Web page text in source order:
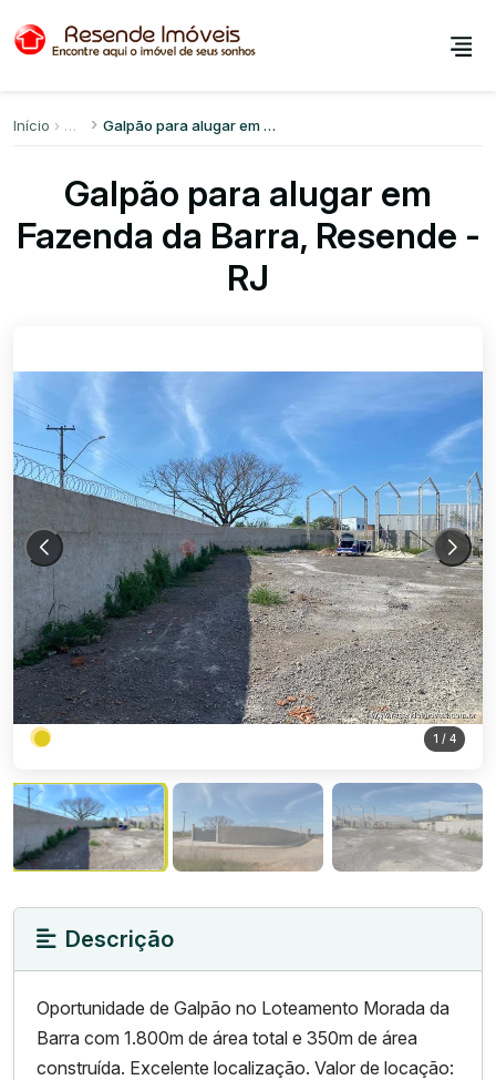
Início Galpão para alugar em Fazenda da Barra
Galpão para alugar em
Fazenda da Barra, Resende -
RJ
1 / 4
Descrição
Oportunidade de Galpão no Loteamento Morada da
Barra com 1.800m de área total e 350m de área
construída. Excelente localização. Valor de locação: